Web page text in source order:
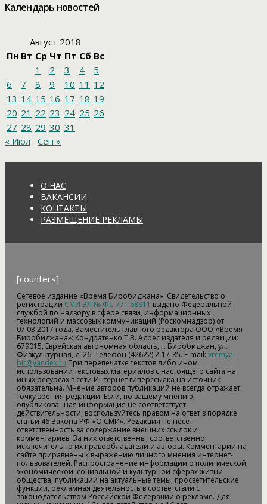
Календарь новостей
Август 2018
Пн Вт Ср Чт Пт Сб Вс
1
2 3 4
5
6
7 8 9 10 11 12
13 14 15 16 17 18 19
20 21 22 23 24 25 26
27 28 29 30 31
« Июл
Сен »
О НАС
ВАКАНСИИ
КОНТАКТЫ
РАЗМЕЩЕНИЕ РЕКЛАМЫ
[counters]
Сетевое издание «Время Биробиджана». Свидетельство о
регистрации СМИ ЭЛ № ФС 77 - 68811 выдано Федеральной
службой по надзору в сфере связи, информационных
технологий и массовых коммуникаций (Роскомнадзор) от
07.03.2017 года. Заместитель главного редактора ООО «Время
Биробиджана»: Кондратенко Т.В. Адрес издателя и редакции:
679015, Еврейская автономная область, г. Биробиджан, ул.
Физкультурная, д. 26. Телефон (42622) 2-17-85. E-mail: vremya-
bir@yandex.ru При перепечатке текстов либо ином
использовании текстовых материалов с настоящего сайта на
иных ресурсах в сети Интернет гиперссылка на источник
обязательна. Мнение авторов публикаций не всегда отражает
точку зрения редакции. Если, по вашему мнению,
опубликованная информация не соответствует
действительности, воспользуйтесь правом на ответ в порядке
статьи 46 Закона РФ «О СМИ». Редакция не несет
ответственность за содержание внешних ссылок и
комментариев. За них ответственны, соответственно,
исключительно их правообладатели и авторы. Комментарии на
сайте приравнены к выражению личного мнения интернет-
пользователей. Распространение информации о политической,
экономической, социальной и культурной сферах жизни
общества, публикации на актуальные темы, просветительские
функции, рекламная деятельность в соответствии с
законодательством Российской Федерации о рекламе. Для